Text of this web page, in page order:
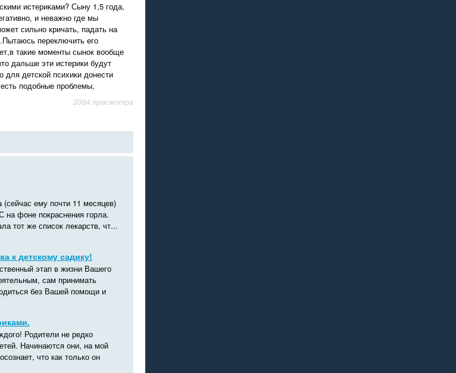
истериками? Сыну 1,5 года,
и неважно где мы
сильно кричать, падать на
переключить его
такие моменты сынок вообще
дальше эти истерики будут
детской психики донести
подобные проблемы,
3384 просмотра
ему почти 11 месяцев)
на фоне покраснения горла.
тот же список лекарств, чт...
к детскому садику!
этап в жизни Вашего
сам принимать
без Вашей помощи и
Родители не редко
Начинаются они, на мой
что как только он